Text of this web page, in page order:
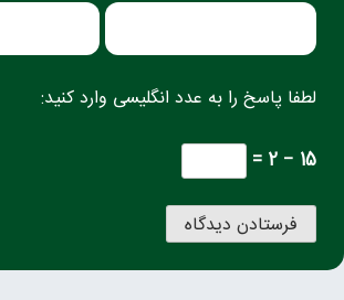
لطفا پاسخ را به عدد انگلیسی وارد کنید:
15 − 2 =